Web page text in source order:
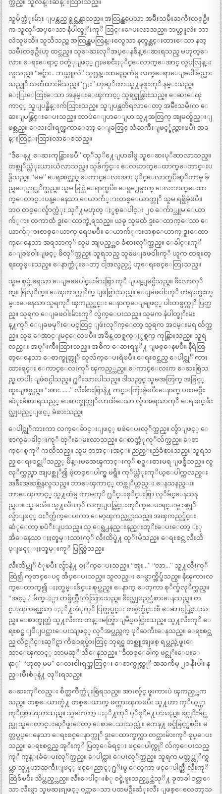
က္သည္။ သူလန္းဆန္းသြားသည္။
သူမ်က္လံုးမ်ား ျပန္လည္ ရွင္သန္လာသည္။ အလြန္လွပေသာ အမ်ိဳးသမီးႀကီးတစ္ဦး
က သူလုိအပ္ေသာ နံပါတ္ဖုိးကုိ သြင္းေပးလာသည္။ ဘယ္သူလဲ။ ဘာ
လဲသူမသိ။ သူသိသည္က အလြန္လွပလြန္းလွေသာ နတ္ဖန္ဆင္းထားေသာ နတ္
သမီးတစ္ဦးဟု ထင္သည္။ သူေဆးလုိအပ္ေနခ်ိန္ ေဆးရသည္ မဟုတ္ေ
လာ။ ေရႊေရာင္ ဝတ္စံုျဖင့္ ႐ႈမၿငီးႏုိင္ေလာက္ေအာင္ လွပလြန္း
လွသည္။ “ခင္ဗ်ား.. ဘယ္သူလဲ” သူ႐ုန္းထမည္ၾကံမွ လက္ေရာေျခပါ ခ်ည္ထား
သည္ကုိ သတိထားမိသည္။“႐ႈး” ဟုဆုိကာ သူ႔နဖူးကုိ နမ္းသည္။
ေႏြးေထြးေသာ အနမ္းေၾကာင့္ သူရင္ခုန္သြားသည္။ ေဆးေၾ
ကာင့္ သူျပန္မွိန္းက်သြားသည္။ သူျပန္သတိရလာေတာ့ အမ်ိဳးသမီးက ေ
ဆးျပန္သြင္းေပးသည္။ ဘာပဲေျပာေျပာ သူ႔အတြက္ အျမတ္ခ်ည္းျ
ဖစ္သည္။ ေလးငါးရက္ၾကာေတာ့ ေျခတြင္ သံႀကိဳးျဖင့္ခ်ည္ထားၿပီး အခ
န္းတြင္းသြားလာေစသည္။
“ဒီေန႔ ေဆးကုန္သြားၿပီ” ထုိသုိ႔ေျပာခါမွ သူေဆးပုိဆာလာသည္။
တစ္ကုိယ္လံုးယားယံလာသည္။ သူခ်က္ခ်င္း ေလးဘက္ေထာက္ေတာင္းပ
န္မိသည္။ “မမ” ေရႊစင္သည္ ေကာင္ေလးအား ပုိင္ေလာက္ၿပီဆုိကာမွ ခ်
ည္ေႏွာင္လုိက္သည္။ သူမ ခြင္ထဲ ေရာက္ၿပီ။ ေရွ႕ေမွာက္ ေလးဘက္ေထာ
က္ေတာင္းပန္ေနေသာ ေယာက်္ားတစ္ေယာက္ကုိ သူမ ရရွိခဲ့ၿပီ။
ဘဝ တစ္ေလွ်ာက္လံုး သုိ႔မဟုတ္ ႏွစ္ေပါင္း ၂၀ ေက်ာ္သူမ ေယာ
က်္ား တကာထံ ဒူးေထာက္ခဲ့ရသည္။ ယခု သူမထံ ဒူးေထာက္ေသာ ေ
ယာက်္ားတစ္ေယာက္ ရေပၿပီ။ ေယာက်္ားတစ္ေယာက္ ဒူးေထာ
က္ေနေသာ အရသာကုိ သူမ အျပည့္အဝ ခံစားလုိက္သည္။ ေခါင္းကုိ
ေျခဖဝါးျဖင့္ ဖိလုိက္သည္။ သူရသည္ သူမေျခဖဝါးကုိ ယူက တရႊတ္
ရႊတ္နမ္းသည္။ ေနာက္ဆံုးေတာ့ ငါ့အလွည့္ပဲ ဟုေရႊစင္ေတြးသည္။
သူမ စုပ္ခဲ့ရေသာ ေျခမေပါင္းမ်ားစြာ ကုိ ျပန္ျမင္မိသည္။ ဖီးလာလုိ
က္။ ရြံလုိက္။ ေၾကာက္လုိက္ ျဖစ္သြားသည္။ ေျခဖဝါးကုိ တရႊတ္ရႊတ္န
မ္းေနေသာ သူရကုိ ၾကည့္ရင္း ေနာက္ေျချဖင့္ ပါးတစ္ဖက္ကုိ ပြတ္သ
ည္။ သူရက ေျခဖဝါးမ်ားကုိ လွ်က္ေပးသည္။ သူမက နံပါတ္ဖုိးမႈ
န္႔ကုိ ေျခဖမုိးေပၚတြင္ ျဖဴးလုိက္ေတာ့ သူရက အငမ္းမရ လ်က္သ
ည္။ သူမ ေအာင္ျမင္ေလၿပီ။ အခ်ိန္ တစ္ရက္ႏွစ္ရက္ ကုန္သြားသည္။ သူရ
လည္း အပုိးက်ိဳးသြားသည္။ အဓိက ေဆးရဖုိ႔ ျဖစ္ေနၿပီ။ နီရဲတြ
တ္ေနေသာ ေစာက္ဖုတ္ကုိ သူလ်က္ေပးရဲၿပီ။ ေရႊစင္သည္ ေပါင္ကုိ ကား
ထားရင္း ေကာင္ေလးကုိ ၾကည့္သည္။ ေကာင္ေလးက ေဆးစြဲသ
ည္မွ တပါး ျဖဴစင္ပါသည္။ ႐ုိးသားပါသည္။ ဒါသည္ပင္ သူမအတြက္ အခြင့္
ထူးျဖစ္သည္။ “အား…….” လီးမ်ားစြာနဲ႔ ကင္းကြာခဲ့ၿပီးေနာက္ ပထမဦး
ဆံုးခံစားရသည့္ ေစာက္ဖုတ္ကုိလာထိေသာ လွ်ာအရသာကုိ ေရႊစင္ ဖီး
လ္အျပည့္ျဖင့္ ခံစားသည္။
ေပါင္ကုိကားကာ လက္ေခ်ာင္းျဖင့္ ၿဖဲေပးလုိက္သည္။ လွ်ာျဖင့္ ေ
စာက္ေခါင္းကုိ ထုိးေမႊလာသည္။ ေစာက္အံုကုိလ်က္သည္။ ေစာ
က္ေစ့ကုိ ကလိသည္။ သူမ တအင္းအင္း ညည္းညဴခံစားသည္။ သူရသ
ည္ ေရႊစင္ဆုိသည့္ မိန္းမအေၾကာင္းကုိ စဥ္းစားမရ ျဖစ္မိသည္။ လွ
လုိက္သည္မွာ အျပစ္ဆုိ၍ မဲ့တစ္ေပါက္မွ မရွိ။ ကုိယ္လံုးကုိယ္ေပါက္ကလည္း
အခ်ိဳးအဆစ္က်နလွသည္။ ဘာေၾကာင့္ တစ္ကုိယ္တည္း ေနသနည္း။
ဘာေၾကာင့္ သူ႔ထံမွ ကာမကုိ ႐ုိင္းစုိင္းစြာ လုိခ်င္ေနသန
ည္း။ သူ မသိ။ သူ႔လီးကုိ လက္ျပန္ကြင္းတုိက္ေပးရင္းမွ ဒစ္ကုိ
လွ်ာျဖင့္ ဝႈိက္လ်က္ေပးကာ ေမာ့ၾကည့္လာသည္။ အၾကည့္ခ်င္း
ဆံုေတာ့ ၿပံဳးျပသည္။ သူ ေရွ႕နည္းနည္းတုိးေပးေတာ့ ႏု
အိေနေသာ ႏႈတ္ခမ္းသားကုိ လီးထိပ္နဲ႔ ထုိးမိသည္။ ေရႊစင္က လီးထိ
ပ္ျဖင့္ ႏႈတ္ခမ္းကုိ ပြတ္ဆြဲသည္။
လီးထိပ္ကုိ ငံုၿပီး လွ်ာနဲ႔ ဝႈိက္ေပးသည္။ “အူး…” “လာ…” သူ႔လီးကုိ
ဆြဲ၍ ကုတင္ေပၚ အိပ္ေပးသည္။ သူလည္း ေမွာက္အိပ္ခ်သည္။ နံၾကားလ
က္ေထာက္၍ ႏႈတ္ခမ္းခ်င္း စုပ္သည္။ ေနာက္ ေတ့ကာ စုိက္ခ်လုိက္သည္။
“အင့္..” မ်က္ႏွာ တစ္ခ်က္ညိဳးက်သြားသည္။ ဖီးလ္အျပည့္ခံစားေနသည္။ တ
င္းၾကပ္လွေသာ ႏုိ႔အံုကုိ ပြတ္သပ္ရင္း တစ္ခ်က္ခ်င္းစီ ေဆာင့္သြင္းသ
ည္။ ေစာက္ဖုတ္ထဲ သူ႔လီးက တန္းမတ္စြာ ျမဳပ္ဝင္သြားသည္။ သူ႔လီးကုိ ေ
ရႊစင္မွ ျပဳျပင္ထားေပးသျဖင့္ လုိအပ္သည္ထက္ ပုိႀကီးေနသည္။ ေရႊစင္သ
ည္ လိင္ပုိင္းဆုိင္ရာ ကိစၥရပ္မ်ားတြင္ ဘုရင္မ တစ္ဆူအျဖစ္ ရပ္တည္ခဲ့ဖူးေ
သာေၾကာင့္ ဘာမဆုိ သိေနသည္။ “ဒီတစ္ေခါက္ ဖင္လုိးေပးေ
နာ္” “ဟုတ္ မမ” ေလးငါးရက္အတြင္း ေစာက္ဖုတ္ကုိ အႀကိမ္ ၂၀ နီးပါး န
ည္းမ်ိဳးစံုနဲ႔ လုိးရသည္။
ေဆးကုိလည္း စိတ္ႀကိဳက္သံုးစြဲရသည္။ အားလွ်င္ ဖူးကားပဲ ၾကည့္ၾက
သည္။ တစ္ေယာက္နဲ႔ တစ္ေယာက္ ဖက္ထားၾကၿပီး သူ႔ဟာ ကုိယ့္ဟာ
ကုိင္ကစားၾကသည္။ သူကေတာ့ ႏုိ႔ကုိ ပုိစုိ႔ေပးသည္။ ဖင္လုိးခ်င္သ
ည္ဟု သူေတာင္းဆုိဖူးေတာ့ ေစာေသးသည္တဲ့။ ကေန႔ ဖင္ခ်ခြင့္ရၿပီ။ မ
တ္တပ္ရပ္ေနေသာ ေရႊစင္ေနာက္ကုိ ဒူးေထာက္ဖက္ကာ တင္သားမ်ားကုိ စုပ္ေပး
သည္။ ေရႊစင္သည္ အုိးကုိ ပြတ္ေခ်ရင္း ဖင္ေပါက္ကုိ လ်က္ေပးသည္
ကုိ ကုန္းခံေပးလုိက္သည္။ ေပါင္ကား ေပးလုိက္သည္။ သူရက မတ္တပ္လုိက္ရ
ပ္ကာ သူ႔ဟာႀကီးျဖင့္ ဖင္ေညာင့္႐ုိးမွ ေတ့ကာ ဖင္ေပါက္ဆီ လီးကုိ
ဆြဲခ်ၿပီး သိပ္ထည့္သည္။ လီးေပါင္းစံု ဝင္ခဲ့ဖူးသည့္ဖင္ထဲသုိ႔ ခုတခါ ဝင္လာေ
သာ လီးမွာ သူမဆႏၵျဖင့္ ဝင္လာေသာ ပထမဦးဆံုးလီး ျဖစ္ေလေတာ့သ